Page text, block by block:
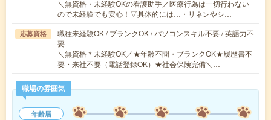
＼無資格・未経験OKの看護助手／医療行為は一切行わない
ので未経験でも安心！▽具体的には…・リネンやシ…
応募資格
職種未経験OK / ブランクOK / パソコンスキル不要 / 英語力不
要
＼無資格＊未経験OK／★年齢不問・ブランクOK★履歴書不
要・来社不要（電話登録OK）★社会保険完備＼…
職場の雰囲気
年齢層